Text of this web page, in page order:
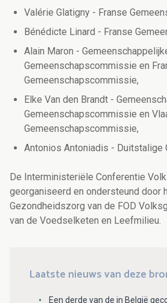
Valérie Glatigny - Franse
Bénédicte Linard - Franse
Alain Maron -
Gemeenschapscommissie en
Gemeenschapscommissie,
Elke Van den Brandt -
Gemeenschapscommissie en
Gemeenschapscommissie,
Antonios Antoniadis - Duitstalige
De Interministeriële Conferentie
georganiseerd en ondersteund door
Gezondheidszorg van de FOD
van de Voedselketen en Leefmilieu.
Laatste nieuws van deze
Een derde van de in België